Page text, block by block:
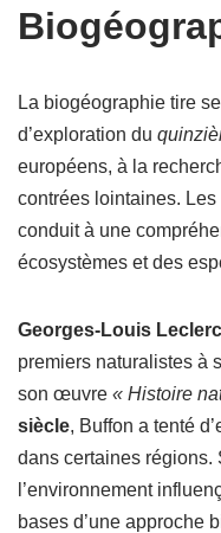
La biogéographie tire
d’exploration du
européens, à la
contrées lointaines.
conduit à une
écosystèmes et des
Georges-Louis
premiers naturalistes à
son œuvre « Histoire
siècle, Buffon a tenté
dans certaines régions.
l’environnement
bases d’une approche